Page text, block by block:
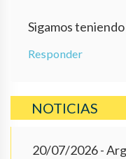
Sigamos
Responder
NOTICIAS
20/07/2026-